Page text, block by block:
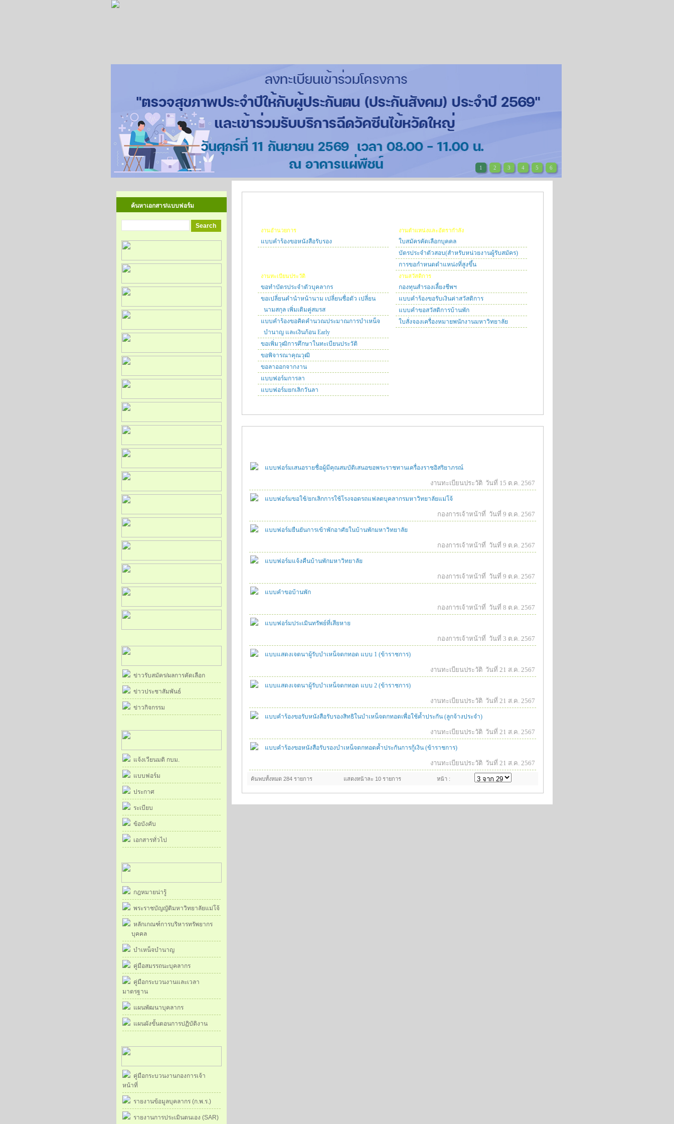
1 2 3 4 5 6
ค้นหาเอกสาร/แบบฟอร์ม
ข่าวรับสมัคร/ผลการคัดเลือก
ข่าวประชาสัมพันธ์
ข่าวกิจกรรม
แจ้งเวียนมติ กบม.
แบบฟอร์ม
ประกาศ
ระเบียบ
ข้อบังคับ
เอกสารทั่วไป
กฎหมายน่ารู้
พระราชบัญญัติมหาวิทยาลัยแม่โจ้
หลักเกณฑ์การบริหารทรัพยากร
บุคคล
บำเหน็จบำนาญ
คู่มือสมรรถนะบุคลากร
คู่มือกระบวนงานและเวลา
มาตรฐาน
แผนพัฒนาบุคลากร
แผนผังขั้นตอนการปฏิบัติงาน
คู่มือกระบวนงานกองการเจ้า
หน้าที่
รายงานข้อมูลบุคลากร (ก.พ.ร.)
รายงานการประเมินตนเอง (SAR)
งานอำนวยการ
แบบคำร้องขอหนังสือรับรอง
งานตำแหน่งและอัตรากำลัง
ใบสมัครคัดเลือกบุคคล
บัตรประจำตัวสอบ(สำหรับหน่วยงานผู้รับสมัคร)
การขอกำหนดตำแหน่งที่สูงขึ้น
งานทะเบียนประวัติ
ขอทำบัตรประจำตัวบุคลากร
ขอเปลี่ยนคำนำหน้านาม เปลี่ยนชื่อตัว เปลี่ยน
นามสกุล เพิ่มเติมคู่สมรส
แบบคำร้องขอคิดคำนวณประมาณการบำเหน็จ
บำนาญ และเงินก้อน Early
ขอเพิ่มวุฒิการศึกษาในทะเบียนประวัติ
ขอพิจารณาคุณวุฒิ
ขอลาออกจากงาน
แบบฟอร์มการลา
แบบฟอร์มยกเลิกวันลา
งานสวัสดิการ
กองทุนสำรองเลี้ยงชีพฯ
แบบคำร้องขอรับเงินค่าสวัสดิการ
แบบคำขอสวัสดิการบ้านพัก
ใบสั่งจองเครื่องหมายพนักงานมหาวิทยาลัย
แบบฟอร์มเสนอรายชื่อผู้มีคุณสมบัติเสนอขอพระราชทานเครื่องราชอิสริยาภรณ์
งานทะเบียนประวัติ วันที่ 15 ต.ค. 2567
แบบฟอร์มขอใช้/ยกเลิกการใช้โรงจอดรถแฟลตบุคลากรมหาวิทยาลัยแม่โจ้
กองการเจ้าหน้าที่ วันที่ 9 ต.ค. 2567
แบบฟอร์มยืนยันการเข้าพักอาศัยในบ้านพักมหาวิทยาลัย
กองการเจ้าหน้าที่ วันที่ 9 ต.ค. 2567
แบบฟอร์มแจ้งคืนบ้านพักมหาวิทยาลัย
กองการเจ้าหน้าที่ วันที่ 9 ต.ค. 2567
แบบคำขอบ้านพัก
กองการเจ้าหน้าที่ วันที่ 8 ต.ค. 2567
แบบฟอร์มประเมินทรัพย์ที่เสียหาย
กองการเจ้าหน้าที่ วันที่ 3 ต.ค. 2567
แบบแสดงเจตนาผู้รับบำเหน็จตกทอด แบบ 1 (ข้าราชการ)
งานทะเบียนประวัติ วันที่ 21 ส.ค. 2567
แบบแสดงเจตนาผู้รับบำเหน็จตกทอด แบบ 2 (ข้าราชการ)
งานทะเบียนประวัติ วันที่ 21 ส.ค. 2567
แบบคำร้องขอรับหนังสือรับรองสิทธิในบำเหน็จตกทอดเพื่อใช้ค้ำประกัน (ลูกจ้างประจำ)
งานทะเบียนประวัติ วันที่ 21 ส.ค. 2567
แบบคำร้องขอหนังสือรับรองบำเหน็จตกทอดค้ำประกันการกู้เงิน (ข้าราชการ)
งานทะเบียนประวัติ วันที่ 21 ส.ค. 2567
ค้นพบทั้งหมด 284 รายการ แสดงหน้าละ 10 รายการ หน้า :